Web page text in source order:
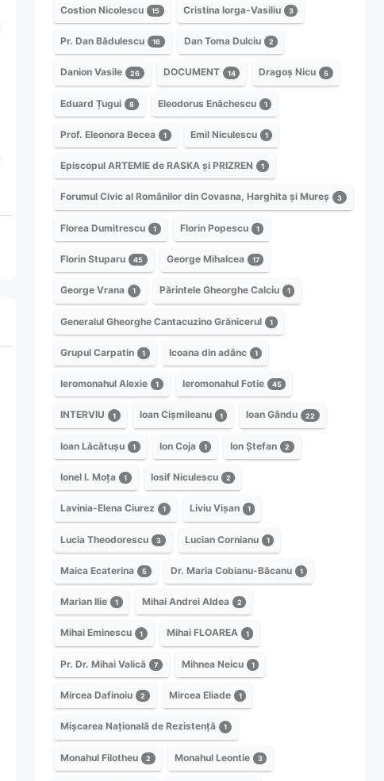
Costion Nicolescu 15 Cristina Iorga-Vasiliu 3
Pr. Dan Bădulescu 16 Dan Toma Dulciu 2
Danion Vasile 26 DOCUMENT 14 Dragoș Nicu 5
Eduard Țugui 8 Eleodorus Enăchescu 1
Prof. Eleonora Becea 1 Emil Niculescu 1
Episcopul ARTEMIE de RASKA și PRIZREN 1
Forumul Civic al Românilor din Covasna, Harghita și Mureș 3
Florea Dumitrescu 1 Florin Popescu 1
Florin Stuparu 45 George Mihalcea 17
George Vrana 1 Părintele Gheorghe Calciu 1
Generalul Gheorghe Cantacuzino Grănicerul 1
Grupul Carpatin 1 Icoana din adânc 1
Ieromonahul Alexie 1 Ieromonahul Fotie 45
INTERVIU 1 Ioan Cișmileanu 1 Ioan Gându 22
Ioan Lăcătușu 1 Ion Coja 1 Ion Ștefan 2
Ionel I. Moța 1 Iosif Niculescu 2
Lavinia-Elena Ciurez 1 Liviu Vișan 1
Lucia Theodorescu 3 Lucian Cornianu 1
Maica Ecaterina 5 Dr. Maria Cobianu-Băcanu 1
Marian Ilie 1 Mihai Andrei Aldea 2
Mihai Eminescu 1 Mihai FLOAREA 1
Pr. Dr. Mihai Valică 7 Mihnea Neicu 1
Mircea Dafinoiu 2 Mircea Eliade 1
Mișcarea Națională de Rezistență 1
Monahul Filotheu 2 Monahul Leontie 3